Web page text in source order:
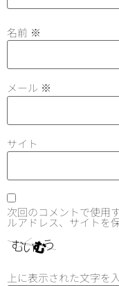
名前 ※
メール ※
サイト
次回のコメントで使用
ルアドレス、サイトを
上に表示された文字を